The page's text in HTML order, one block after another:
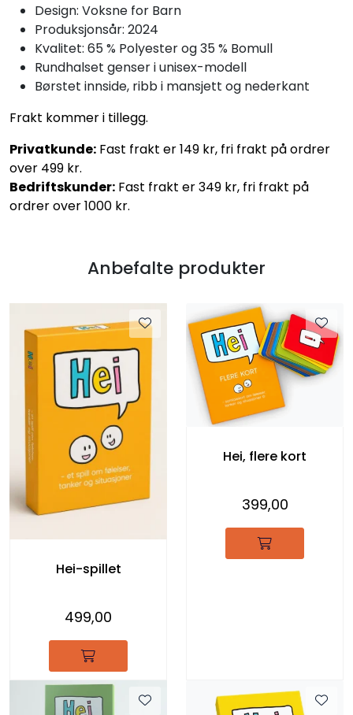
Design: Voksne for Barn
Produksjonsår: 2024
Kvalitet: 65 % Polyester og 35 % Bomull
Rundhalset genser i unisex-modell
Børstet innside, ribb i mansjett og nederkant
Frakt kommer i tillegg.
Privatkunde: Fast frakt er 149 kr, fri frakt på ordrer
over 499 kr.
Bedriftskunder: Fast frakt er 349 kr, fri frakt på
ordrer over 1000 kr.
Anbefalte produkter
Hei-spillet
499,00
Hei, flere kort
399,00